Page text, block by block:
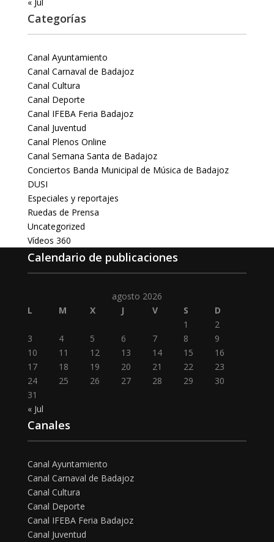
Categorías
Canal Ayuntamiento
Canal Carnaval de Badajoz
Canal Cultura
Canal Deporte
Canal IFEBA Feria Badajoz
Canal Juventud
Canal Plenos Online
Canal Semana Santa de Badajoz
Conciertos Banda Municipal de Música de Badajoz
DUSI
Especiales y reportajes
Ruedas de Prensa
Uncategorized
Vídeos 360
Calendario de publicaciones
agosto 2026
L
M X J V S
D
1
2
3
4 5 6 7 8
9
10
11 12 13 14 15
16
17
18 19 20 21 22
23
24
25 26 27 28 29
30
31
« Jul
Canales
Canal Ayuntamiento
Canal Carnaval de Badajoz
Canal Cultura
Canal Deporte
Canal IFEBA Feria Badajoz
Canal Juventud